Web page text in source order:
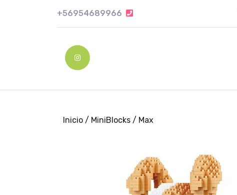
+56954689966 +56954689966
Instagram
Inicio / MiniBlocks / Max